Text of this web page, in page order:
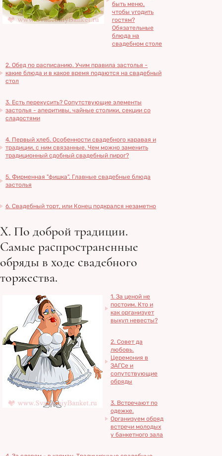
быть меню,
чтобы угодить
гостям?
Обязательные
блюда на
свадебном столе
2. Обед по расписанию. Учим правила застолья -
какие блюда и в какое время подаются на свадебный
стол
3. Есть перекусить? Сопутствующие элементы
застолья - аперитивы, чайные столики, секции со
сладостями
4. Первый хлеб. Особенности свадебного каравая и
традиции, с ним связанные. Чем можно заменить
традиционный сдобный свадебный пирог?
5. Фирменная "фишка". Главные свадебные блюда
застолья
6. Свадебный торт, или Конец подкрался незаметно
X. По доброй традиции.
Самые распространенные
обряды в ходе свадебного
торжества.
1. За ценой не
постоим. Кто и
как организует
выкуп невесты?
2. Совет да
любовь.
Церемония в
ЗАГСе и
сопутствующие
обряды
3. Встречают по
одежке.
Организуем обряд
встречи молодых
у банкетного зала